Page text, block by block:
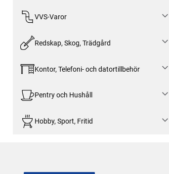
VVS-Varor
Redskap, Skog, Trädgård
Kontor, Telefoni- och datortillbehör
Pentry och Hushåll
Hobby, Sport, Fritid